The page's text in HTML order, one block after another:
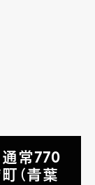
通常770
（青葉